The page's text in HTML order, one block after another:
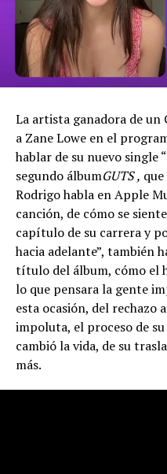
La artista ganadora de un
a Zane Lowe en el
hablar de su nuevo single
segundo álbumGUTS ,
Rodrigo habla en Apple
canción, de cómo se
capítulo de su carrera y
hacia adelante”, también
título del álbum, cómo el
lo que pensara la gente
esta ocasión, del rechazo
impoluta, el proceso de
cambió la vida, de su
más.